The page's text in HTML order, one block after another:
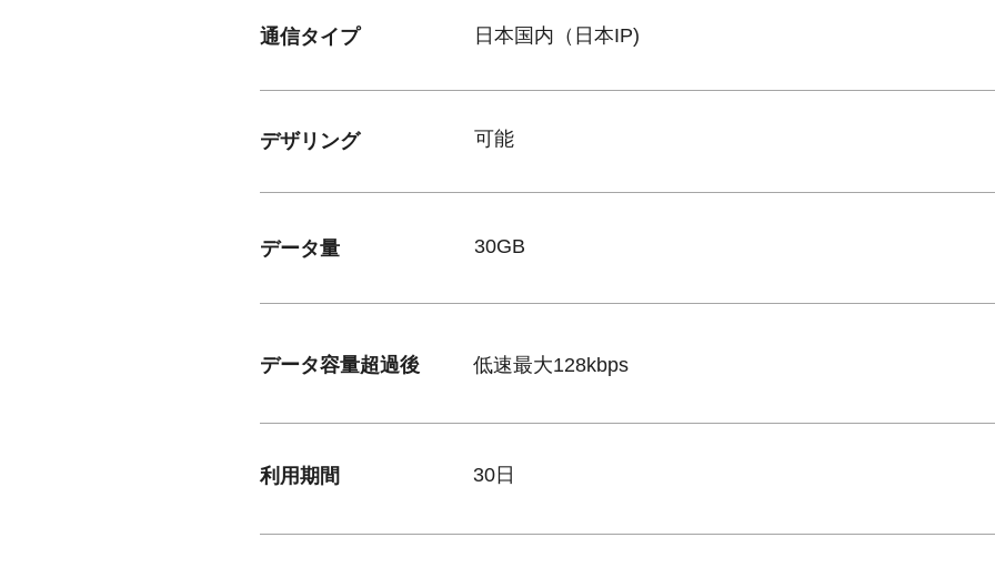
​通信タイプ 日本国内（日本IP)
​デザリング 可能
​データ量 30GB
​データ容量超過後 低速最大128kbps
利用期間 30日